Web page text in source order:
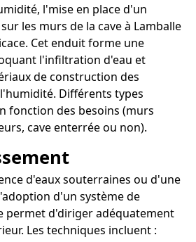
l'mise en place d'un
les murs de la cave à Lamballe
Cet enduit forme une
l'infiltration d'eau et
de construction des
Différents types
fonction des besoins (murs
cave enterrée ou non).
d'eaux souterraines ou d'une
d'un système de
permet d'diriger adéquatement
Les techniques incluent :